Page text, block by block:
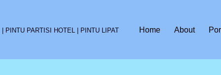
PINTU PARTISI HOTEL | PINTU LIPAT Home About